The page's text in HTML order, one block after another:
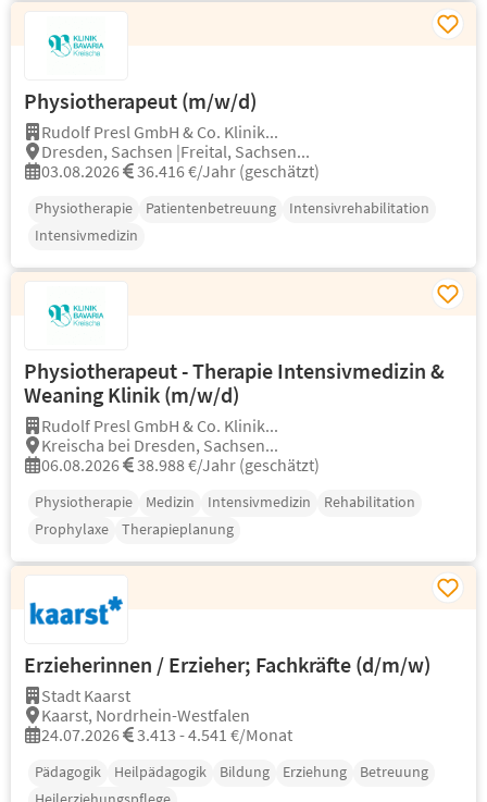
Physiotherapeut (m/w/d)
Rudolf Presl GmbH & Co. Klinik...
Dresden, Sachsen |Freital, Sachsen...
03.08.2026
36.416 €/Jahr (geschätzt)
Physiotherapie Patientenbetreuung
Intensivrehabilitation
Intensivmedizin
Physiotherapeut - Therapie Intensivmedizin &
Weaning Klinik (m/w/d)
Rudolf Presl GmbH & Co. Klinik...
Kreischa bei Dresden, Sachsen...
06.08.2026
38.988 €/Jahr (geschätzt)
Physiotherapie Medizin Intensivmedizin
Rehabilitation
Prophylaxe
Therapieplanung
Erzieherinnen / Erzieher; Fachkräfte (d/m/w)
Stadt Kaarst
Kaarst, Nordrhein-Westfalen
24.07.2026
3.413 - 4.541 €/Monat
Pädagogik Heilpädagogik Bildung Erziehung
Betreuung